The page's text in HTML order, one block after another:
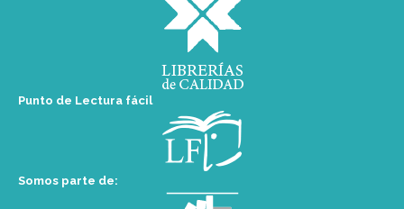
Punto de Lectura fácil
Somos parte de: